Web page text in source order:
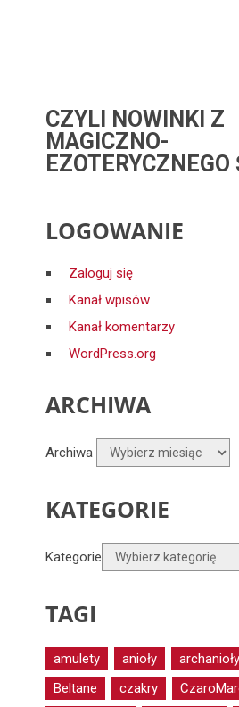
CZYLI NOWINKI Z
MAGICZNO-
EZOTERYCZNEGO
LOGOWANIE
Zaloguj się
Kanał wpisów
Kanał komentarzy
WordPress.org
ARCHIWA
Archiwa
KATEGORIE
Kategorie
TAGI
amulety anioły archanioły
Beltane
czakry